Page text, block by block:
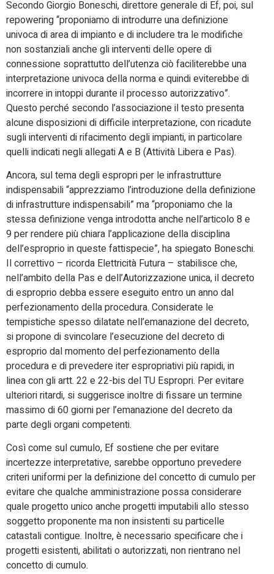
Secondo Giorgio Boneschi, direttore generale di Ef, poi, sul
repowering “proponiamo di introdurre una definizione
univoca di area di impianto e di includere tra le modifiche
non sostanziali anche gli interventi delle opere di
connessione soprattutto dell’utenza ciò faciliterebbe una
interpretazione univoca della norma e quindi eviterebbe di
incorrere in intoppi durante il processo autorizzativo”.
Questo perché secondo l’associazione il testo presenta
alcune disposizioni di difficile interpretazione, con ricadute
sugli interventi di rifacimento degli impianti, in particolare
quelli indicati negli allegati A e B (Attività Libera e Pas).
Ancora, sul tema degli espropri per le infrastrutture
indispensabili “apprezziamo l’introduzione della definizione
di infrastrutture indispensabili” ma “proponiamo che la
stessa definizione venga introdotta anche nell’articolo 8 e
9 per rendere più chiara l’applicazione della disciplina
dell’esproprio in queste fattispecie”, ha spiegato Boneschi.
Il correttivo – ricorda Elettricità Futura – stabilisce che,
nell’ambito della Pas e dell’Autorizzazione unica, il decreto
di esproprio debba essere eseguito entro un anno dal
perfezionamento della procedura. Considerate le
tempistiche spesso dilatate nell’emanazione del decreto,
si propone di svincolare l’esecuzione del decreto di
esproprio dal momento del perfezionamento della
procedura e di prevedere iter espropriativi più rapidi, in
linea con gli artt. 22 e 22-bis del TU Espropri. Per evitare
ulteriori ritardi, si suggerisce inoltre di fissare un termine
massimo di 60 giorni per l’emanazione del decreto da
parte degli organi competenti.
Così come sul cumulo, Ef sostiene che per evitare
incertezze interpretative, sarebbe opportuno prevedere
criteri uniformi per la definizione del concetto di cumulo per
evitare che qualche amministrazione possa considerare
quale progetto unico anche progetti imputabili allo stesso
soggetto proponente ma non insistenti su particelle
catastali contigue. Inoltre, è necessario specificare che i
progetti esistenti, abilitati o autorizzati, non rientrano nel
concetto di cumulo.